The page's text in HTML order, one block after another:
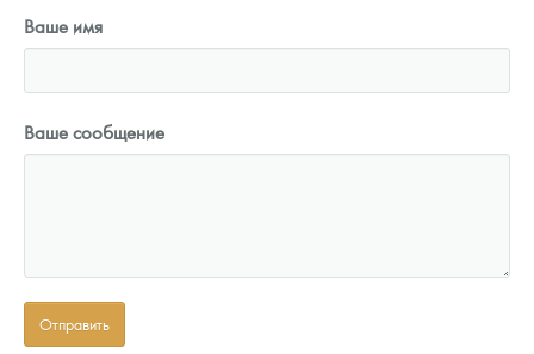
Ваше имя
Ваше сообщение